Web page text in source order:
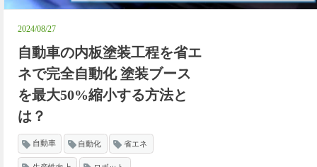
2024/08/27
自動車の内板塗装工程を省エ
ネで完全自動化 塗装ブース
を最大50%縮小する方法と
は？
自動車 自動化 省エネ